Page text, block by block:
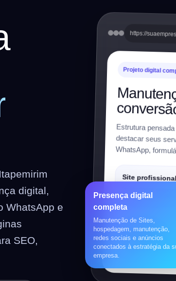
digital,
WhatsApp e
SEO,
https://
Projeto digital
Estrutura
destacar seus
WhatsApp,
Site profissional
Institucional,
preparado para SEO.
Loja virtual
WooCommerce,
pagamentos, frete e
Presença digital
completa
Manutenção de Sites,
hospedagem, manutenção,
redes sociais e anúncios
conectados à estratégia da
empresa.